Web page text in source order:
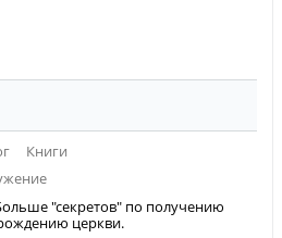
Книги
"секретов" по получению
церкви.